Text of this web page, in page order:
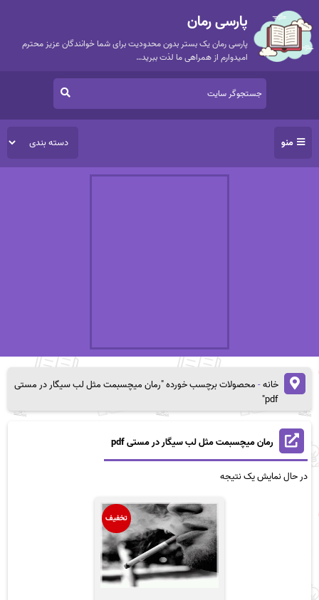
پارسی رمان
پارسی رمان یک بستر بدون محدودیت برای شما خوانندگان عزیز محترم
امیدوارم از همراهی ما لذت ببرید…
منو
خانه-محصولات برچسب خورده "رمان میچسبمت مثل لب سیگار در مستی
pdf"
رمان میچسبمت مثل لب سیگار در مستی pdf
در حال نمایش یک نتیجه
تخفیف